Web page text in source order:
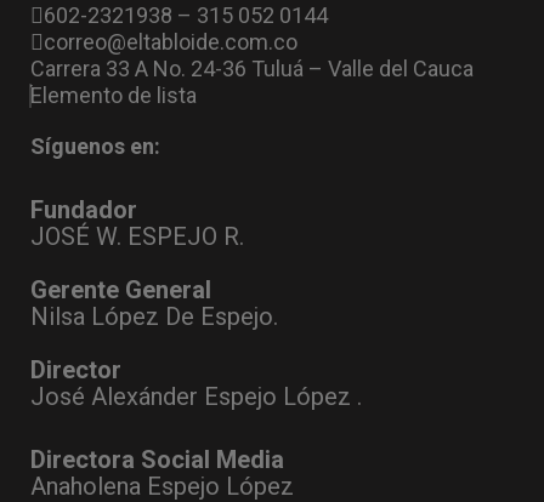
602-2321938 – 315 052 0144
correo@eltabloide.com.co
Carrera 33 A No. 24-36 Tuluá – Valle del Cauca
Elemento de lista
Síguenos en:
Fundador
JOSÉ W. ESPEJO R.
Gerente General
Nilsa López De Espejo.
Director
José Alexánder Espejo López .
Directora Social Media
Anaholena Espejo López